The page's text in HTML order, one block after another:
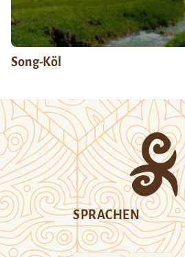
Song-Köl
SPRACHEN